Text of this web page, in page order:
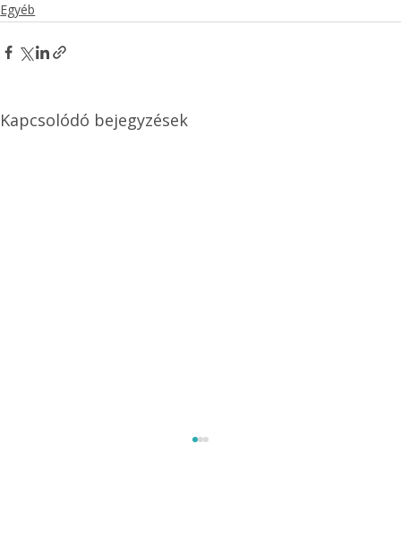
Egyéb
Kapcsolódó bejegyzések